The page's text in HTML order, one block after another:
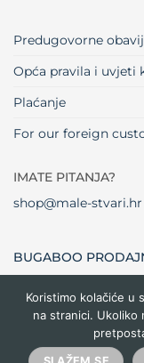
Predugovorne
Opća pravila i uvjeti
Plaćanje
For our foreign
IMATE PITANJA?
shop@male-stvari.hr
BUGABOO
Visa
Koristimo kolačiće u
na stranici. Ukoliko